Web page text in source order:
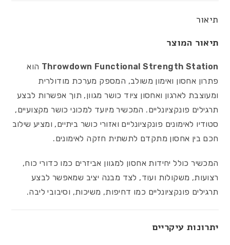
תיאור
תיאור המוצר
Throwdown Functional Strength Stationהוא
פתרון אחסון ואימון משולב, המספק מערכת מודולרית
ומעוצבת לארגון ואחסון ציוד כושר מגוון, תוך אפשרות לבצע
תרגילים פונקציונליים. המכשיר מיועד למכוני כושר מקצועיים,
סטודיו לאימונים פונקציונליים ואזורי כושר ביתיים, ומציע שילוב
חכם בין אחסון מתקדם לתשתית חזקה לאימונים.
המכשיר כולל יחידות אחסון למגוון אביזרים כמו כדורי כוח,
רצועות, משקולות ועוד, לצד מבנה יציב שמאפשר לבצע
תרגילים פונקציונליים כמו דחיפות, משיכות, וסיבובי ליבה.
יתרונות עיקריים